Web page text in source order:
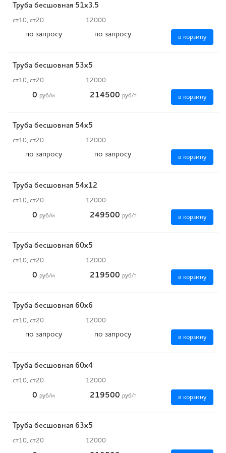
Труба бесшовная 51х3.5
ст10, ст20 12000
по запросу по запросу в корзину
Труба бесшовная 53х5
ст10, ст20 12000
0 руб/м 214500 руб/т в корзину
Труба бесшовная 54х5
ст10, ст20 12000
по запросу по запросу в корзину
Труба бесшовная 54х12
ст10, ст20 12000
0 руб/м 249500 руб/т в корзину
Труба бесшовная 60х5
ст10, ст20 12000
0 руб/м 219500 руб/т в корзину
Труба бесшовная 60х6
ст10, ст20 12000
по запросу по запросу в корзину
Труба бесшовная 60х4
ст10, ст20 12000
0 руб/м 219500 руб/т в корзину
Труба бесшовная 63х5
ст10, ст20 12000